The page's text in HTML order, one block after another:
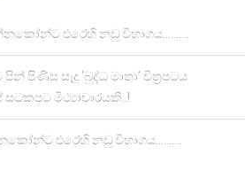
එරෙහි නඩු විභාගය……….
පිණිස සෑදූ ‘බුද්ධ මාතා’ චිත්‍රපටය
සටකපට මිථ්‍යාචාරයකි..!
එරෙහි නඩු විභාගය……….